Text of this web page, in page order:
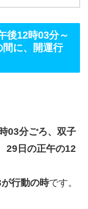
後12時03分～
間に、開運行
03分ごろ、双子
29日の正午の12
行動の時です。